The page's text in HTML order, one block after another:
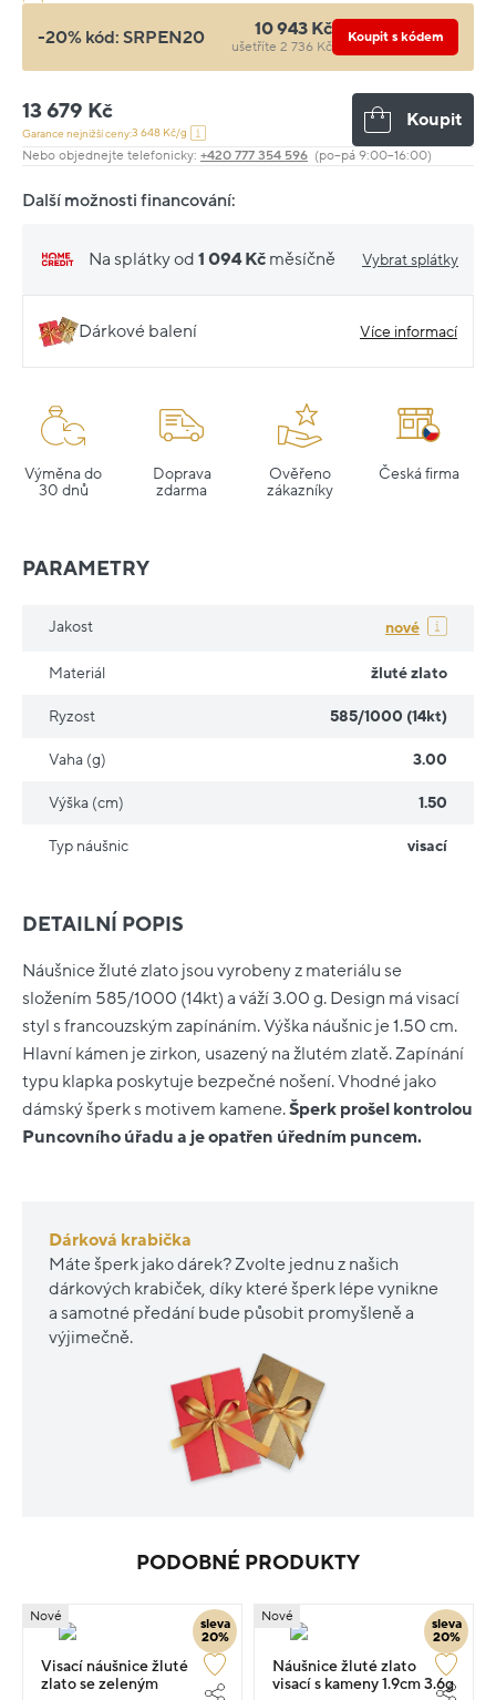
-20% kód: SRPEN20 10 943 Kč
ušetříte 2 736 Kč
Koupit s kódem
13 679 Kč
Garance nejnižší ceny:3 648 Kč/g
Koupit
Nebo objednejte telefonicky: +420 777 354 596 (po–pá 9:00–16:00)
Další možnosti financování:
Na splátky od 1 094 Kč měsíčně Vybrat splátky
Dárkové balení Více informací
Výměna do
30 dnů
Doprava
zdarma
Ověřeno
zákazníky
Česká firma
DETAILNÍ POPIS
Náušnice žluté zlato jsou vyrobeny z materiálu se
složením 585/1000 (14kt) a váží 3.00 g. Design má visací
styl s francouzským zapínáním. Výška náušnic je 1.50 cm.
Hlavní kámen je zirkon, usazený na žlutém zlatě. Zapínání
typu klapka poskytuje bezpečné nošení. Vhodné jako
dámský šperk s motivem kamene.Šperk prošel kontrolou
Puncovního úřadu a je opatřen úředním puncem.
Dárková krabička
Máte šperk jako dárek? Zvolte jednu z našich
dárkových krabiček, díky které šperk lépe vynikne
a samotné předání bude působit promyšleně a
výjimečně.
PARAMETRY
Jakost nové
Materiál žluté zlato
Ryzost 585/1000 (14kt)
Vaha (g) 3.00
Výška (cm) 1.50
Typ náušnic visací
PODOBNÉ PRODUKTY
sleva
20%
Nové
Visací náušnice žluté
zlato se zeleným
sleva
20%
Nové
Náušnice žluté zlato
visací s kameny 1.9cm 3.6g